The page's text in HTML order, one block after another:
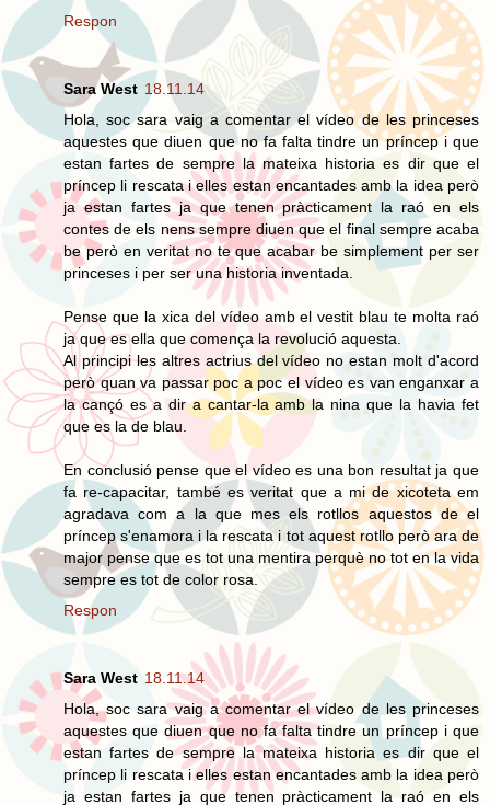
Respon
Sara West 18.11.14
Hola, soc sara vaig a comentar el vídeo de les princeses
aquestes que diuen que no fa falta tindre un príncep i que
estan fartes de sempre la mateixa historia es dir que el
príncep li rescata i elles estan encantades amb la idea però
ja estan fartes ja que tenen pràcticament la raó en els
contes de els nens sempre diuen que el final sempre acaba
be però en veritat no te que acabar be simplement per ser
princeses i per ser una historia inventada.
Pense que la xica del vídeo amb el vestit blau te molta raó
ja que es ella que comença la revolució aquesta.
Al principi les altres actrius del vídeo no estan molt d'acord
però quan va passar poc a poc el vídeo es van enganxar a
la cançó es a dir a cantar-la amb la nina que la havia fet
que es la de blau.
En conclusió pense que el vídeo es una bon resultat ja que
fa re-capacitar, també es veritat que a mi de xicoteta em
agradava com a la que mes els rotllos aquestos de el
príncep s'enamora i la rescata i tot aquest rotllo però ara de
major pense que es tot una mentira perquè no tot en la vida
sempre es tot de color rosa.
Respon
Sara West 18.11.14
Hola, soc sara vaig a comentar el vídeo de les princeses
aquestes que diuen que no fa falta tindre un príncep i que
estan fartes de sempre la mateixa historia es dir que el
príncep li rescata i elles estan encantades amb la idea però
ja estan fartes ja que tenen pràcticament la raó en els